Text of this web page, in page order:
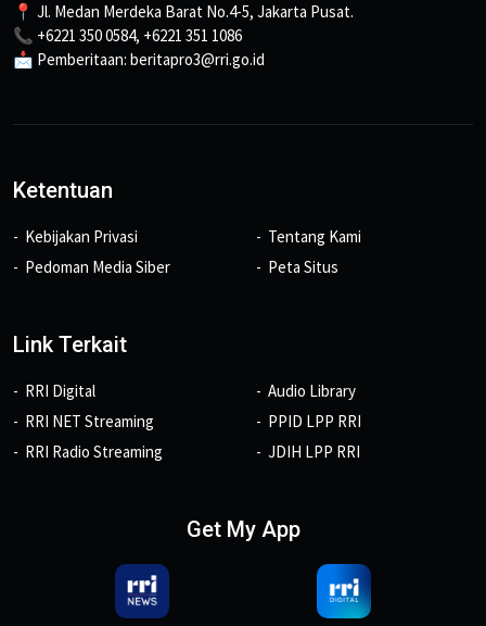
📍 Jl. Medan Merdeka Barat No.4-5, Jakarta Pusat.
📞 +6221 350 0584, +6221 351 1086
📩 Pemberitaan: beritapro3@rri.go.id
Ketentuan
Kebijakan Privasi
Pedoman Media Siber
Tentang Kami
Peta Situs
Link Terkait
RRI Digital
RRI NET Streaming
RRI Radio Streaming
Audio Library
PPID LPP RRI
JDIH LPP RRI
Get My App